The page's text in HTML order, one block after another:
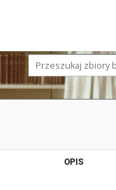
OPIS